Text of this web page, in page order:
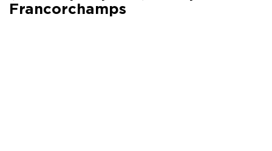
Francorchamps